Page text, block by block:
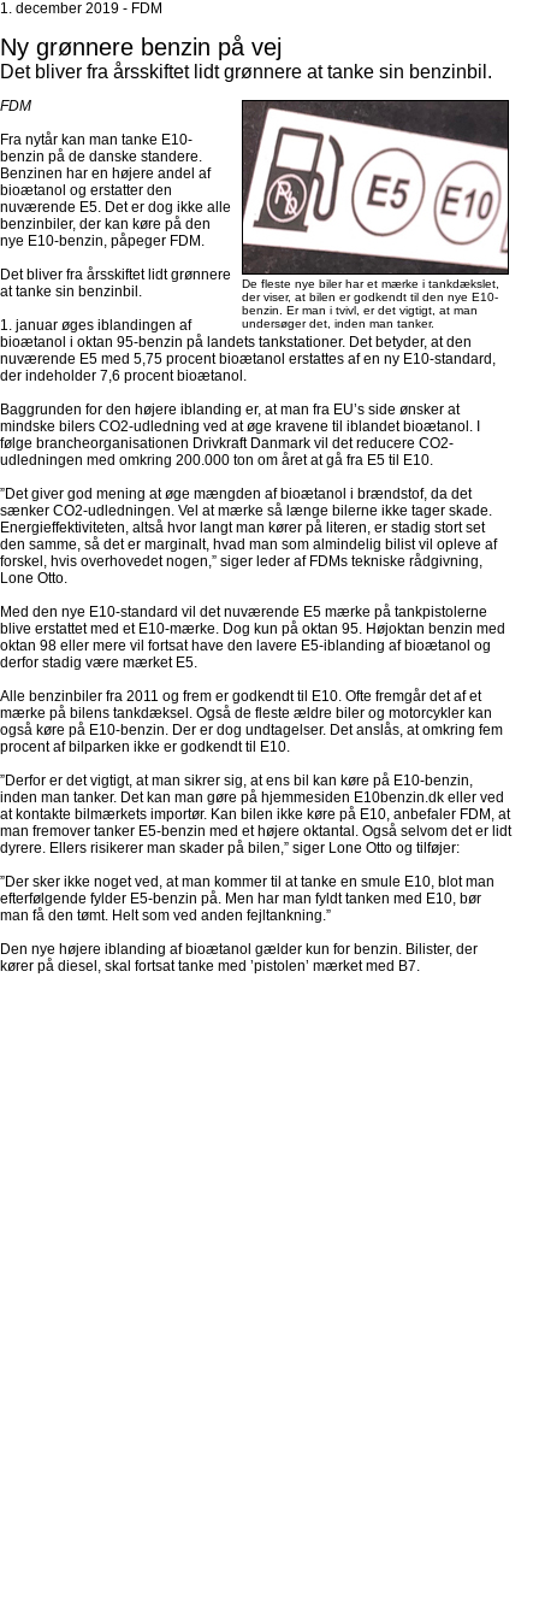
1. december 2019 - FDM
Ny grønnere benzin på vej
Det bliver fra årsskiftet lidt grønnere at tanke sin benzinbil.
De fleste nye biler har et mærke i tankdækslet,
der viser, at bilen er godkendt til den nye E10-
benzin. Er man i tvivl, er det vigtigt, at man
undersøger det, inden man tanker.
FDM
Fra nytår kan man tanke E10-
benzin på de danske standere.
Benzinen har en højere andel af
bioætanol og erstatter den
nuværende E5. Det er dog ikke alle
benzinbiler, der kan køre på den
nye E10-benzin, påpeger FDM.
Det bliver fra årsskiftet lidt grønnere
at tanke sin benzinbil.
1. januar øges iblandingen af
bioætanol i oktan 95-benzin på landets tankstationer. Det betyder, at den
nuværende E5 med 5,75 procent bioætanol erstattes af en ny E10-standard,
der indeholder 7,6 procent bioætanol.
Baggrunden for den højere iblanding er, at man fra EU’s side ønsker at
mindske bilers CO2-udledning ved at øge kravene til iblandet bioætanol. I
følge brancheorganisationen Drivkraft Danmark vil det reducere CO2-
udledningen med omkring 200.000 ton om året at gå fra E5 til E10.
”Det giver god mening at øge mængden af bioætanol i brændstof, da det
sænker CO2-udledningen. Vel at mærke så længe bilerne ikke tager skade.
Energieffektiviteten, altså hvor langt man kører på literen, er stadig stort set
den samme, så det er marginalt, hvad man som almindelig bilist vil opleve af
forskel, hvis overhovedet nogen,” siger leder af FDMs tekniske rådgivning,
Lone Otto.
Med den nye E10-standard vil det nuværende E5 mærke på tankpistolerne
blive erstattet med et E10-mærke. Dog kun på oktan 95. Højoktan benzin med
oktan 98 eller mere vil fortsat have den lavere E5-iblanding af bioætanol og
derfor stadig være mærket E5.
Alle benzinbiler fra 2011 og frem er godkendt til E10. Ofte fremgår det af et
mærke på bilens tankdæksel. Også de fleste ældre biler og motorcykler kan
også køre på E10-benzin. Der er dog undtagelser. Det anslås, at omkring fem
procent af bilparken ikke er godkendt til E10.
”Derfor er det vigtigt, at man sikrer sig, at ens bil kan køre på E10-benzin,
inden man tanker. Det kan man gøre på hjemmesiden E10benzin.dk eller ved
at kontakte bilmærkets importør. Kan bilen ikke køre på E10, anbefaler FDM, at
man fremover tanker E5-benzin med et højere oktantal. Også selvom det er lidt
dyrere. Ellers risikerer man skader på bilen,” siger Lone Otto og tilføjer:
”Der sker ikke noget ved, at man kommer til at tanke en smule E10, blot man
efterfølgende fylder E5-benzin på. Men har man fyldt tanken med E10, bør
man få den tømt. Helt som ved anden fejltankning.”
Den nye højere iblanding af bioætanol gælder kun for benzin. Bilister, der
kører på diesel, skal fortsat tanke med ’pistolen’ mærket med B7.